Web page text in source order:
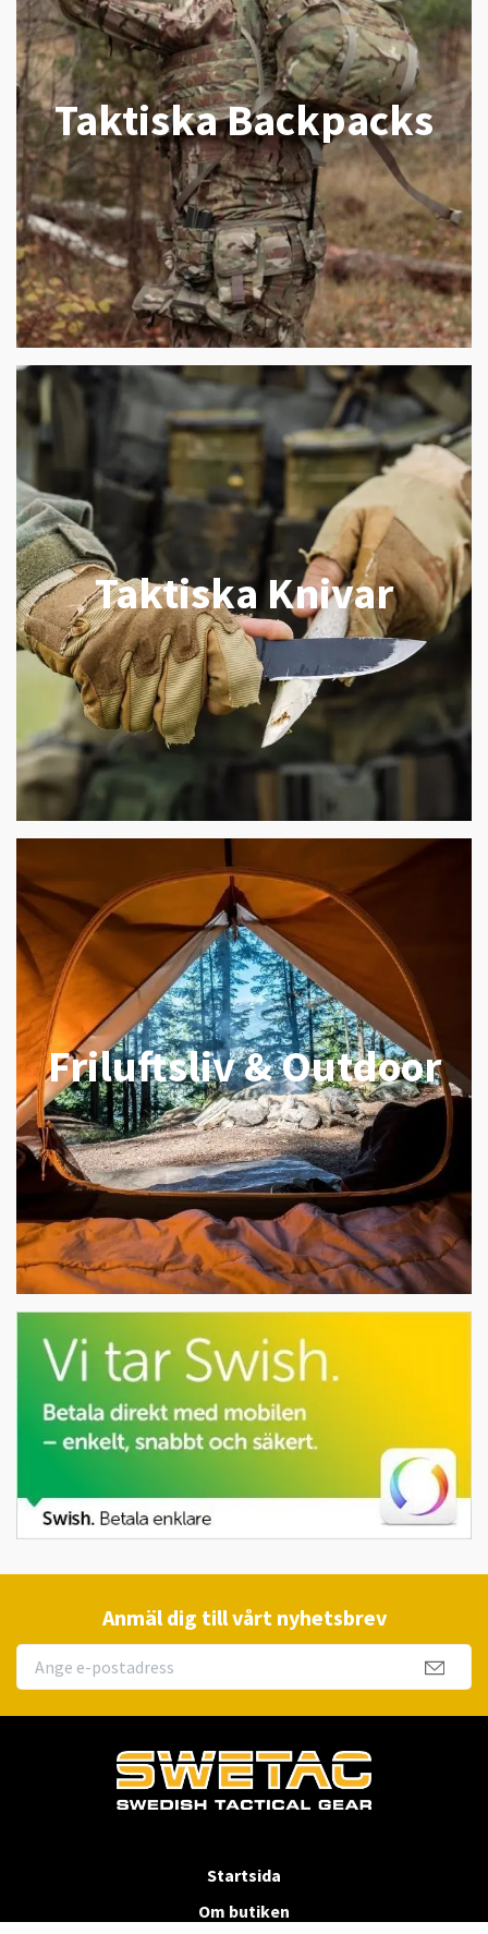
Taktiska Backpacks
Taktiska Knivar
Friluftsliv & Outdoor
Anmäl dig till vårt nyhetsbrev
Startsida
Om butiken